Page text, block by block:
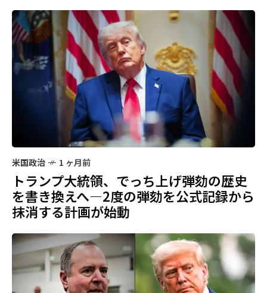
米国政治 1 ヶ月前
トランプ大統領、でっち上げ弾劾の歴史
を書き換えへ—2度の弾劾を公式記録から
抹消する計画が始動